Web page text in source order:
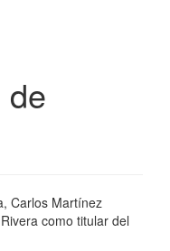
de
Carlos Martínez
como titular del